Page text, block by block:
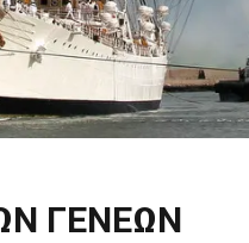
ΓΕΝΕΩΝ